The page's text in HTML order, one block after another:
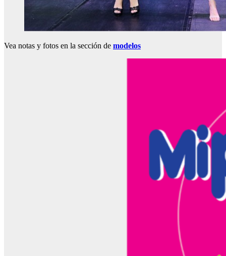
Vea notas y fotos en la sección de modelos